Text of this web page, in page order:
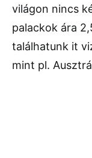
világon nincs
palackok ára
találhatunk it
mint pl.